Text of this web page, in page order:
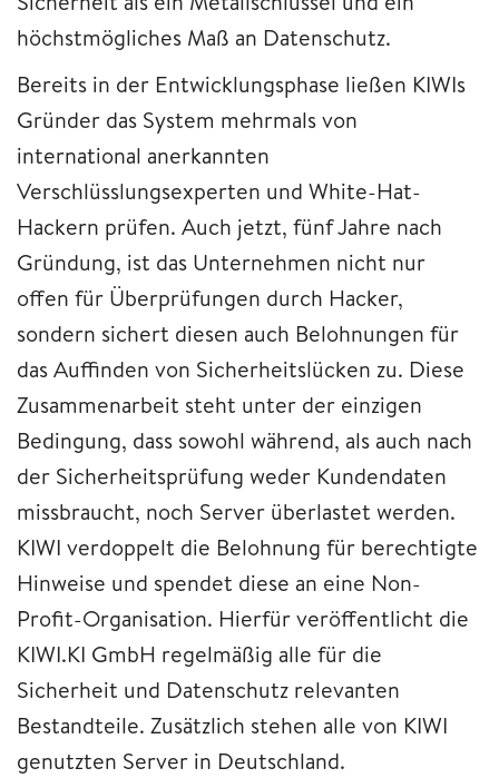
höchstmögliches Maß an Datenschutz.
Bereits in der Entwicklungsphase ließen KIWIs
Gründer das System mehrmals von
international anerkannten
Verschlüsslungsexperten und White-Hat-
Hackern prüfen. Auch jetzt, fünf Jahre nach
Gründung, ist das Unternehmen nicht nur
offen für Überprüfungen durch Hacker,
sondern sichert diesen auch Belohnungen für
das Auffinden von Sicherheitslücken zu. Diese
Zusammenarbeit steht unter der einzigen
Bedingung, dass sowohl während, als auch nach
der Sicherheitsprüfung weder Kundendaten
missbraucht, noch Server überlastet werden.
KIWI verdoppelt die Belohnung für berechtigte
Hinweise und spendet diese an eine Non-
Profit-Organisation. Hierfür veröffentlicht die
KIWI.KI GmbH regelmäßig alle für die
Sicherheit und Datenschutz relevanten
Bestandteile. Zusätzlich stehen alle von KIWI
genutzten Server in Deutschland.